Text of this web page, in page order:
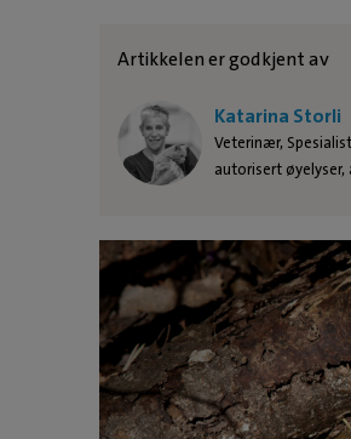
Artikkelen er godkjent av
Katarina Storli
Veterinær,
autorisert